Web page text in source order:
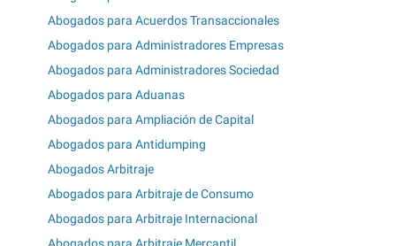
Abogados para Acuerdos Transaccionales
Abogados para Administradores Empresas
Abogados para Administradores Sociedad
Abogados para Aduanas
Abogados para Ampliación de Capital
Abogados para Antidumping
Abogados Arbitraje
Abogados para Arbitraje de Consumo
Abogados para Arbitraje Internacional